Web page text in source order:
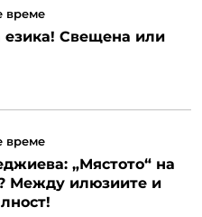
време
езика! Свещена или
време
„Мястото“ на
Между илюзиите и